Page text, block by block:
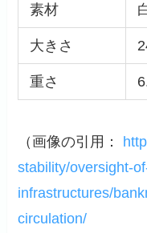
素材
大きさ
重さ
（画像の引用：
stability/oversight-
infrastructures/
circulation/